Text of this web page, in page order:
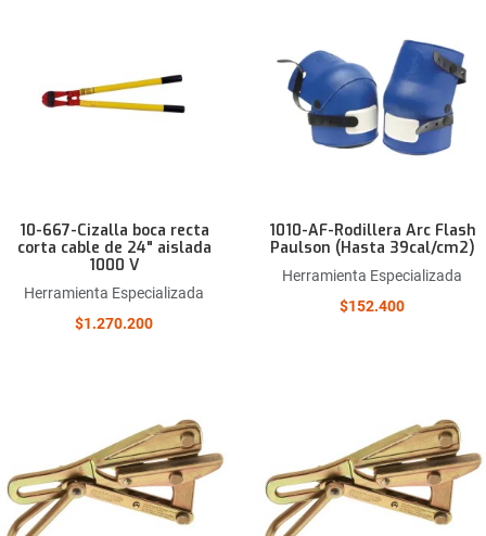
Quick View
10-667-Cizalla boca recta
corta cable de 24" aislada
1000 V
Herramienta Especializada
$1.270.200
1010-AF-Rodillera Arc Flash
Paulson (Hasta 39cal/cm2)
Herramienta Especializada
$152.400
Comparar este producto
Quick View